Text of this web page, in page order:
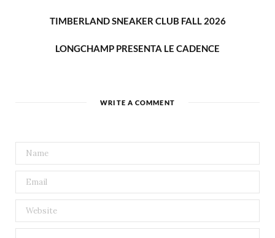
TIMBERLAND SNEAKER CLUB FALL 2026
LONGCHAMP PRESENTA LE CADENCE
WRITE A COMMENT